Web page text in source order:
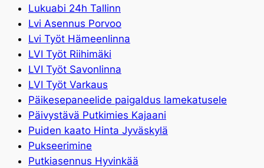
Lukuabi 24h Tallinn
Lvi Asennus Porvoo
Lvi Työt Hämeenlinna
LVI Työt Riihimäki
LVI Työt Savonlinna
LVI Työt Varkaus
Päikesepaneelide paigaldus lamekatusele
Päivystävä Putkimies Kajaani
Puiden kaato Hinta Jyväskylä
Pukseerimine
Putkiasennus Hyvinkää